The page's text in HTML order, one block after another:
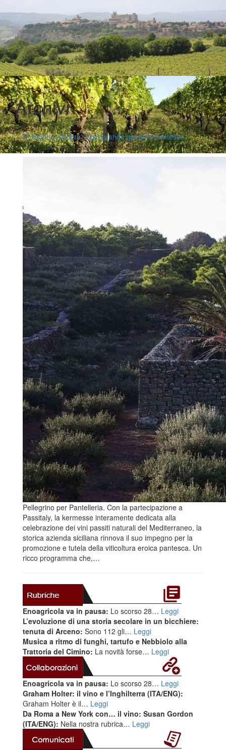
Archivi
Pellegrino “scopre” il più grande giardino Pantesco
Comunicati|8 Settembre 2017|Fabio Ciarla
Pellegrino per Pantelleria. Con la partecipazione a
Passitaly, la kermesse interamente dedicata alla
celebrazione dei vini passiti naturali del Mediterraneo, la
storica azienda siciliana rinnova il suo impegno per la
promozione e tutela della viticoltura eroica pantesca. Un
ricco programma che,…
Enoagricola va in pausa: Lo scorso 28… Leggi
L’evoluzione di una storia secolare in un bicchiere:
tenuta di Arceno: Sono 112 gli… Leggi
Musica a ritmo di funghi, tartufo e Nebbiolo alla
Trattoria del Cimino: La novità forse… Leggi
Enoagricola va in pausa: Lo scorso 28… Leggi
Graham Holter: il vino e l’Inghilterra (ITA/ENG):
Graham Holter è il… Leggi
Da Roma a New York con… il vino: Susan Gordon
(ITA/ENG): Nella nostra rubrica… Leggi